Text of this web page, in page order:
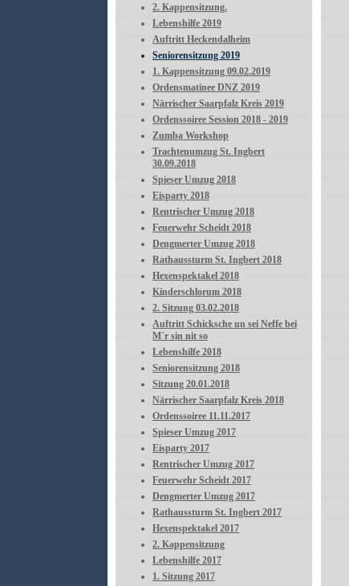
2. Kappensitzung.
Lebenshilfe 2019
Auftritt Heckendalheim
Seniorensitzung 2019
1. Kappensitzung 09.02.2019
Ordensmatinee DNZ 2019
Närrischer Saarpfalz Kreis 2019
Ordenssoiree Session 2018 - 2019
Zumba Workshop
Trachtenumzug St. Ingbert
30.09.2018
Spieser Umzug 2018
Eisparty 2018
Rentrischer Umzug 2018
Feuerwehr Scheidt 2018
Dengmerter Umzug 2018
Rathaussturm St. Ingbert 2018
Hexenspektakel 2018
Kinderschlorum 2018
2. Sitzung 03.02.2018
Auftritt Schicksche un sei Neffe bei
M´r sin nit so
Lebenshilfe 2018
Seniorensitzung 2018
Sitzung 20.01.2018
Närrischer Saarpfalz Kreis 2018
Ordenssoiree 11.11.2017
Spieser Umzug 2017
Eisparty 2017
Rentrischer Umzug 2017
Feuerwehr Scheidt 2017
Dengmerter Umzug 2017
Rathaussturm St. Ingbert 2017
Hexenspektakel 2017
2. Kappensitzung
Lebenshilfe 2017
1. Sitzung 2017